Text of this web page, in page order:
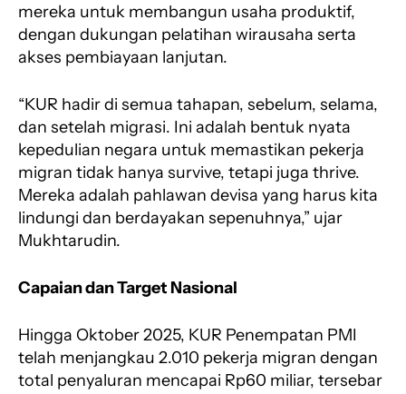
mereka untuk membangun usaha produktif,
dengan dukungan pelatihan wirausaha serta
akses pembiayaan lanjutan.
“KUR hadir di semua tahapan, sebelum, selama,
dan setelah migrasi. Ini adalah bentuk nyata
kepedulian negara untuk memastikan pekerja
migran tidak hanya survive, tetapi juga thrive.
Mereka adalah pahlawan devisa yang harus kita
lindungi dan berdayakan sepenuhnya,” ujar
Mukhtarudin.
Capaian dan Target Nasional
Hingga Oktober 2025, KUR Penempatan PMI
telah menjangkau 2.010 pekerja migran dengan
total penyaluran mencapai Rp60 miliar, tersebar